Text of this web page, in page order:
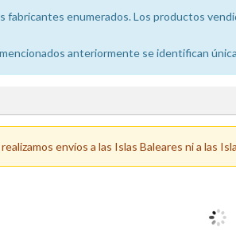
fabricantes enumerados. Los productos
anteriormente se identifican
envíos a las Islas Baleares ni a las